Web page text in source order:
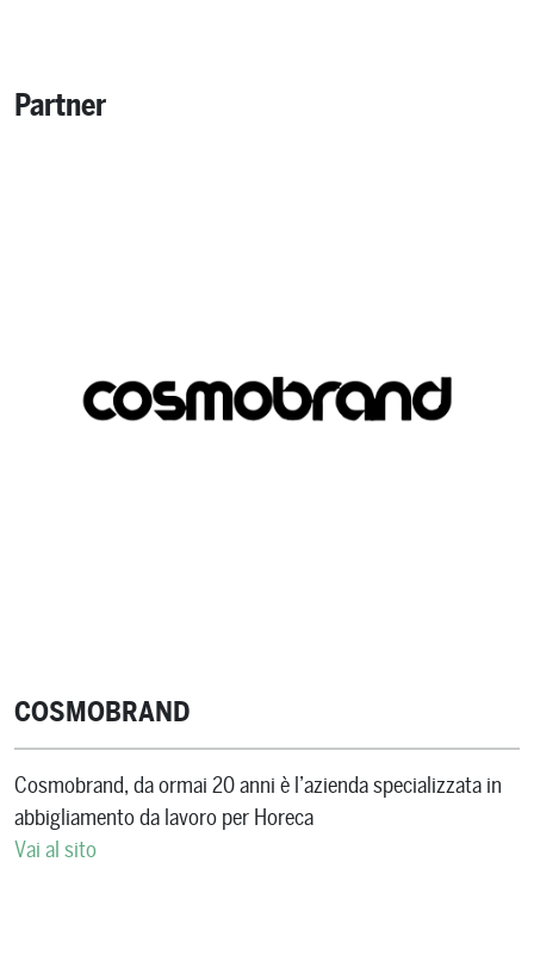
Partner
COSMOBRAND
Cosmobrand, da ormai 20 anni è l’azienda specializzata in
abbigliamento da lavoro per Horeca
Vai al sito